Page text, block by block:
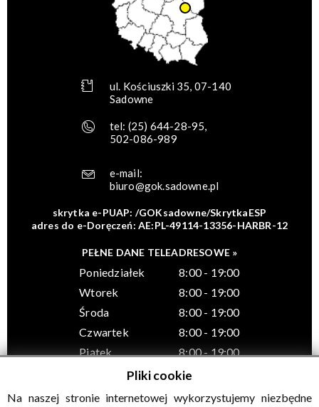
ul. Kościuszki 35, 07-140
Sadowne
tel: (25) 644-28-95,
502-086-989
e-mail:
biuro@gok.sadowne.pl
skrytka e-PUAP: /GOKsadowne/SkrytkaESP
adres do e-Doręczeń: AE:PL-49114-13356-HARBR-12
PEŁNE DANE TELEADRESOWE »
Poniedziałek
8:00 - 19:00
Wtorek
8:00 - 19:00
Środa
8:00 - 19:00
Czwartek
8:00 - 19:00
Piątek
8:00 - 19:00
Pliki cookie
Na naszej stronie internetowej wykorzystujemy niezbędne